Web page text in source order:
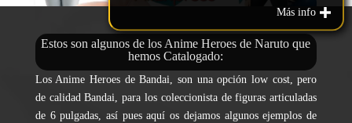
Más info
Estos son algunos de los Anime Heroes de Naruto que
hemos Catalogado:
Los Anime Heroes de Bandai, son una opción low cost, pero
de calidad Bandai, para los coleccionista de figuras articuladas
de 6 pulgadas, así pues aquí os dejamos algunos ejemplos de